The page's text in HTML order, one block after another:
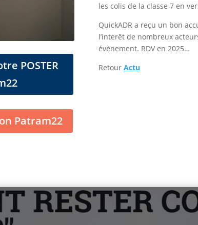
POSTER
Patram22
les colis de la classe 7 en
QuickADR a reçu un bon
l’interêt de nombreux
évènement. RDV en 2025…
Retour Actu